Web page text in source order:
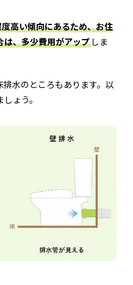
高い傾向にあるため、お住
は、多少費用がアップしま
水のところもあります。以
ょう。